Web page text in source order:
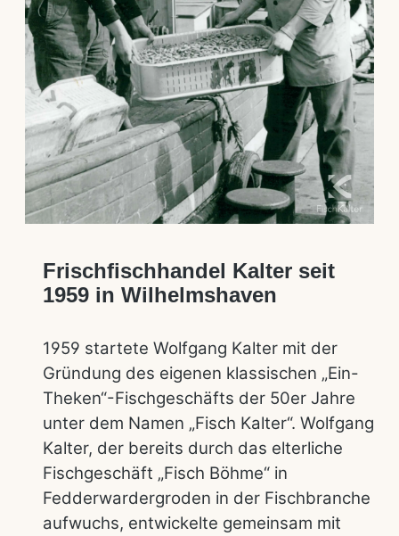
Frischfischhandel Kalter seit
1959 in Wilhelmshaven
1959 startete Wolfgang Kalter mit der
Gründung des eigenen klassischen „Ein-
Theken“-Fischgeschäfts der 50er Jahre
unter dem Namen „Fisch Kalter“. Wolfgang
Kalter, der bereits durch das elterliche
Fischgeschäft „Fisch Böhme“ in
Fedderwardergroden in der Fischbranche
aufwuchs, entwickelte gemeinsam mit